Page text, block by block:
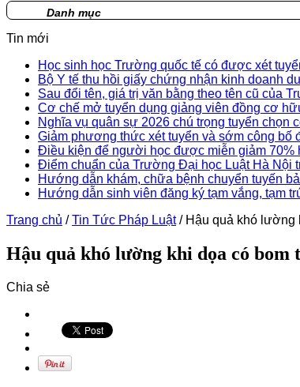
Danh mục
Tin mới
Học sinh học Trường quốc tế có được xét
Bộ Y tế thu hồi giấy chứng nhận kinh doanh
Sau đổi tên, giá trị văn bằng theo tên cũ của
Cơ chế mở tuyển dụng giảng viên đồng cơ
Nghĩa vụ quân sự 2026 chú trọng tuyển chọn
Giảm phương thức xét tuyển và sớm công bố
Điều kiện để người học được miễn giảm 70%
Điểm chuẩn của Trường Đại học Luật Hà Nội
Hướng dẫn khám, chữa bệnh chuyển tuyến
Hướng dẫn sinh viên đăng ký tạm vắng, tạm
Trang chủ / Tin Tức Pháp Luật / Hậu quả khó lường
Hậu quả khó lường khi dọa có bom
Chia sẻ